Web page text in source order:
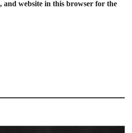
and website in this browser for the